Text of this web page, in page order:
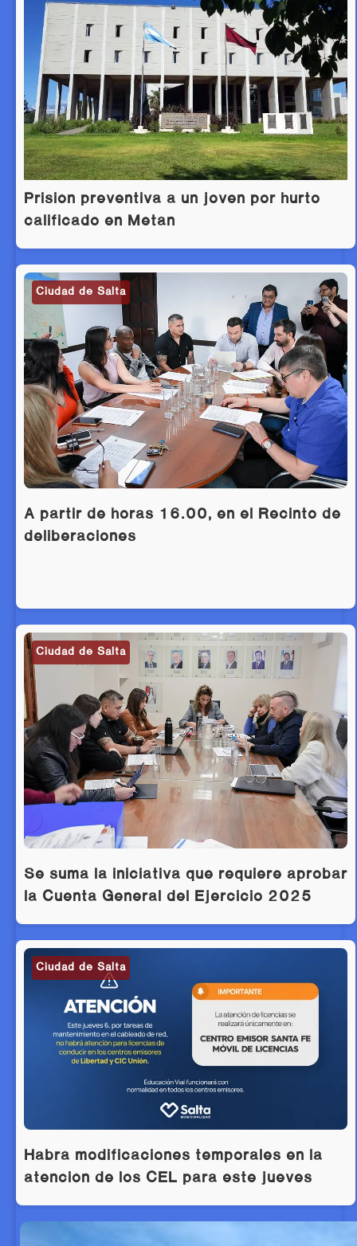
Prisión preventiva a un joven por hurto
calificado en Metán
Ciudad de Salta
A partir de horas 16.00, en el Recinto de
deliberaciones
Ciudad de Salta
Se suma la iniciativa que requiere aprobar
la Cuenta General del Ejercicio 2025
Ciudad de Salta
Habrá modificaciones temporales en la
atención de los CEL para este jueves